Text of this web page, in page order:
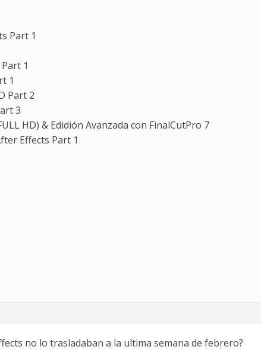
Part 1
1
1
Part 2
3
HD) & Edidión Avanzada con FinalCutPro 7
Effects Part 1
no lo trasladaban a la ultima semana de febrero?